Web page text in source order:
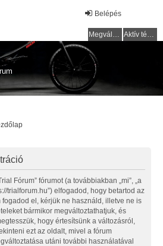
Belépés
Megválaszolatlan témák Aktív témák
Fórum” fórumot (a továbbiakban „mi”, „a
trialforum.hu”) elfogadod, hogy betartod az
el, kérjük ne használd, illetve ne is
bármikor megváltoztathatjuk, és
hogy értesítsünk a változásról,
ezt az oldalt, mivel a fórum
utáni további használatával